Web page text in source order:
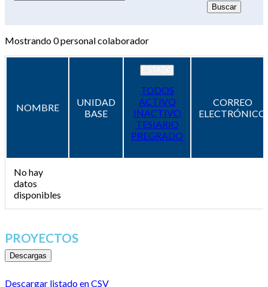
Mostrando0personal colaborador
NOMBRE
UNIDAD
BASE
TODOS
ACTIVO
INACTIVO
TESIARIO
PREGRADO
CORREO
ELECTRÓNICO
No hay
datos
disponibles
PROYECTOS
Descargas
Descargar listado en CSV